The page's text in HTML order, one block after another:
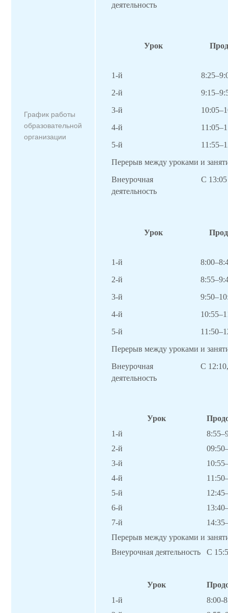
График работы
образовательной
организации
деятельность
Урок
1-й
2-й
3-й
10:05
4-й
11:05
5-й
11:55
Перерыв между уроками и
Внеурочная
деятельность
С 13:05
Урок
1-й
2-й
3-й
9:5
4-й
10:5
5-й
11:5
Перерыв между уроками и
Внеурочная
деятельность
С
Урок
1-й
2-й
3-й
4-й
5-й
6-й
7-й
Перерыв между уроками и
Внеурочная деятельность
С
Урок
1-й
8:00-